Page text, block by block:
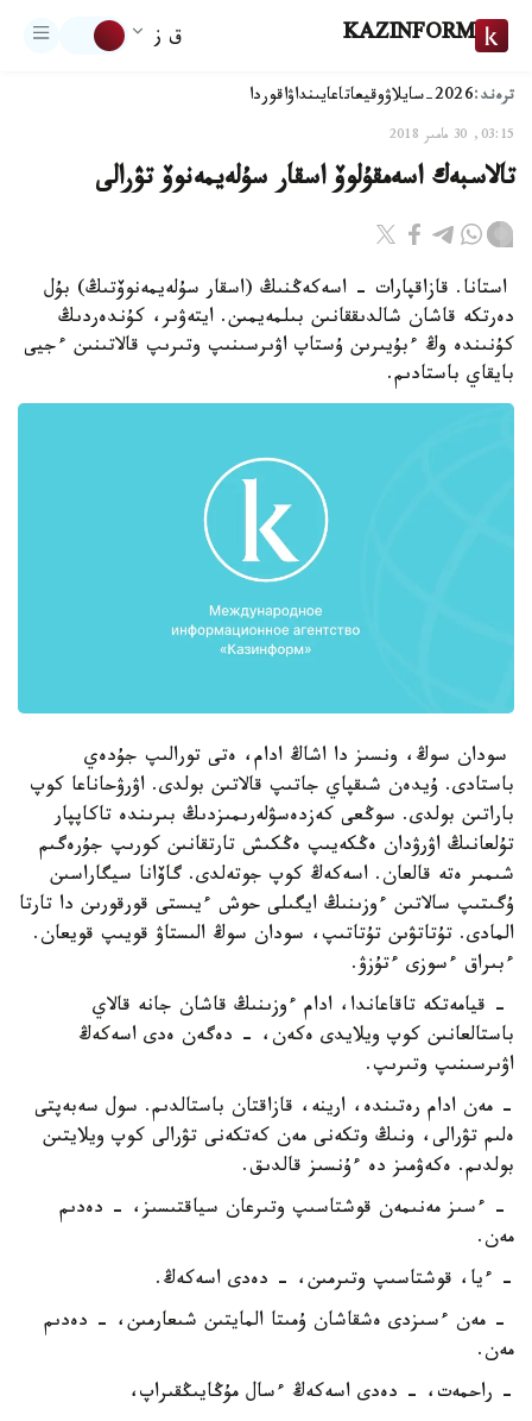
KAZINFORM ق ز
ترەند:2026-سايلاۋ وقيعاتاعايىنداۋاقوردا
03:15, 30 مامىر 2018
تالاسبەك اسەمقۇلوۆ اسقار سۇلەيمەنوۆ تۋرالى
استانا. قازاقپارات - اسەكەڭنىڭ (اسقار سۇلەيمەنوۆتىڭ) بۇل
دەرتكە قاشان شالدىققانىن بىلمەيمىن. ايتەۋىر، كۇندەردىڭ
كۇنىندە وڭ ءبۇيىرىن ۇستاپ اۋىرسىنىپ وتىرىپ قالاتىنىن ءجيى
بايقاي باستادىم.
سودان سوڭ، ونسىز دا اشاڭ ادام، ەتى تورالىپ جۇدەي
باستادى. ۇيدەن شىقپاي جاتىپ قالاتىن بولدى. اۋرۋحاناعا كوپ
باراتىن بولدى. سوڭعى كەزدەسۋلەرىمىزدىڭ بىرىندە تاكاپپار
تۇلعانىڭ اۋرۋدان ەڭكەيىپ ەڭكىش تارتقانىن كورىپ جۇرەگىم
شىمىر ەتە قالعان. اسەكەڭ كوپ جوتەلدى. گاۆانا سيگاراسىن
ۇگىتىپ سالاتىن ءوزىنىڭ ايگىلى حوش ءيىستى قورقورىن دا تارتا
المادى. تۇتاتۋىن تۇتاتىپ، سودان سوڭ الىستاۋ قويىپ قويعان.
ءبىراق ءسوزى ءتۇزۋ.
- قيامەتكە تاقاعاندا، ادام ءوزىنىڭ قاشان جانە قالاي
باستالعانىن كوپ ويلايدى ەكەن، - دەگەن ەدى اسەكەڭ
اۋىرسىنىپ وتىرىپ.
- مەن ادام رەتىندە، ارينە، قازاقتان باستالدىم. سول سەبەپتى
ەلىم تۋرالى، ونىڭ وتكەنى مەن كەتكەنى تۋرالى كوپ ويلايتىن
بولدىم. ەكەۋمىز دە ءۇنسىز قالدىق.
- ءسىز مەنىمەن قوشتاسىپ وتىرعان سياقتىسىز، - دەدىم
مەن.
- ءيا، قوشتاسىپ وتىرمىن، - دەدى اسەكەڭ.
- مەن ءسىزدى ەشقاشان ۇمىتا المايتىن شىعارمىن، - دەدىم
مەن.
- راحمەت، - دەدى اسەكەڭ ءسال مۇڭايىڭقىراپ،